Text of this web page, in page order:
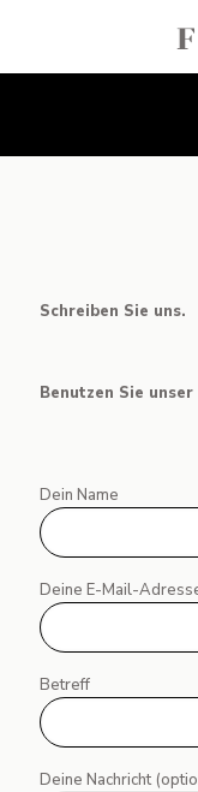
Schreiben Sie uns.
Benutzen Sie
Dein Name
Deine E-Mail-
Betreff
Deine Nachricht